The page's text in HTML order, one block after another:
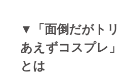
▼「面倒だがトリ
あえずコスプレ」
とは